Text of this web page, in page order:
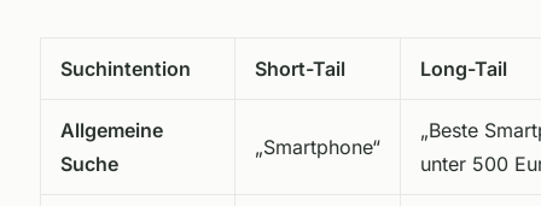
Suchintention Short-Tail Long-Tail
Allgemeine
Suche
„Smartphone“
„Beste
unter 500